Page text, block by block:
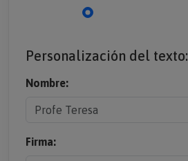
Personalización del texto:
Nombre:
Firma: